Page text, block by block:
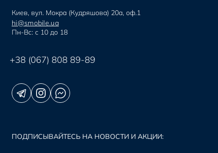
Киев, вул. Мокра (Кудряшова) 20а, оф.1
hi@smobile.ua
Пн-Вс: с 10 до 18
+38 (067) 808 89-89
ПОДПИСЫВАЙТЕСЬ НА НОВОСТИ И АКЦИИ: